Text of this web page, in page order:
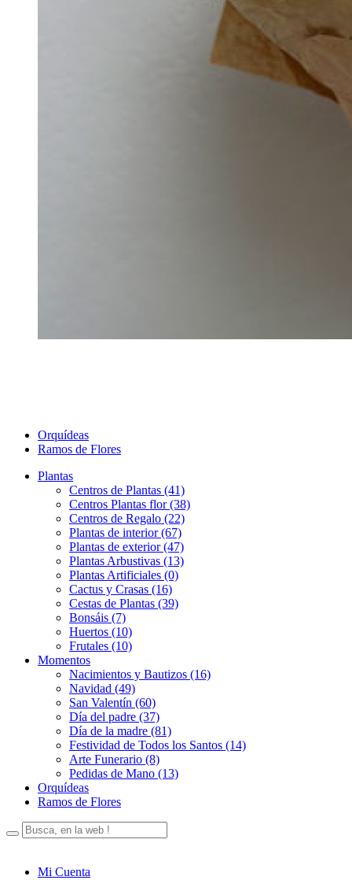
Orquídeas
Ramos de Flores
Plantas
Centros de Plantas (41)
Centros Plantas flor (38)
Centros de Regalo (22)
Plantas de interior (67)
Plantas de exterior (47)
Plantas Arbustivas (13)
Plantas Artificiales (0)
Cactus y Crasas (16)
Cestas de Plantas (39)
Bonsáis (7)
Huertos (10)
Frutales (10)
Momentos
Nacimientos y Bautizos (16)
Navidad (49)
San Valentín (60)
Día del padre (37)
Día de la madre (81)
Festividad de Todos los Santos (14)
Arte Funerario (8)
Pedidas de Mano (13)
Orquídeas
Ramos de Flores
Mi Cuenta